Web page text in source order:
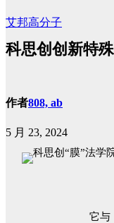
艾邦高分子
科思创创新特
作者808, ab
5 月 23, 2024
它与